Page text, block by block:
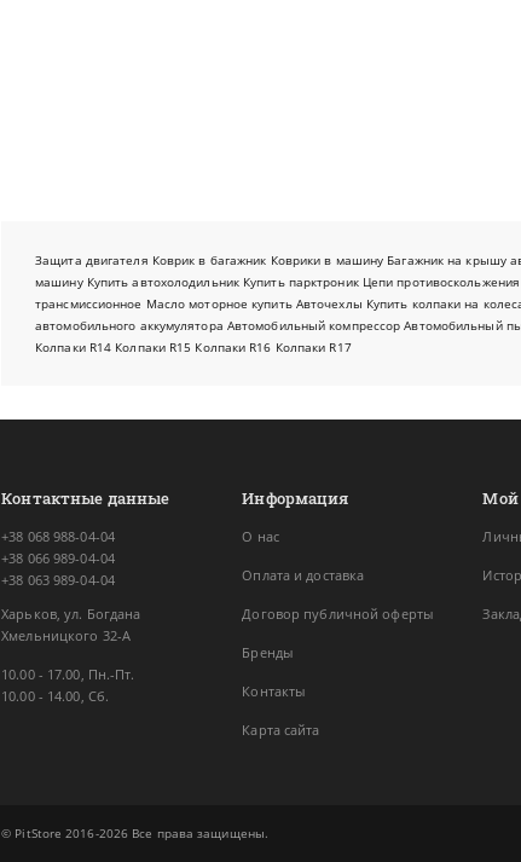
Защита двигателя Коврик в багажник Коврики в машину Багажник на крышу
машину Купить автохолодильник Купить парктроник Цепи
трансмиссионное Масло моторное купить Авточехлы Купить колпаки на
автомобильного аккумулятора Автомобильный компрессор Автомобильный
Колпаки R14 Колпаки R15 Колпаки R16 Колпаки R17
Контактные данные
+38 068 988-04-04
+38 066 989-04-04
+38 063 989-04-04
Харьков, ул. Богдана
Хмельницкого 32-А
10.00 - 17.00, Пн.-Пт.
10.00 - 14.00, Сб.
Информация
О нас
Оплата и доставка
Договор публичной оферты
Бренды
Контакты
Карта сайта
Мой
© PitStore 2016-2026 Все права защищены.